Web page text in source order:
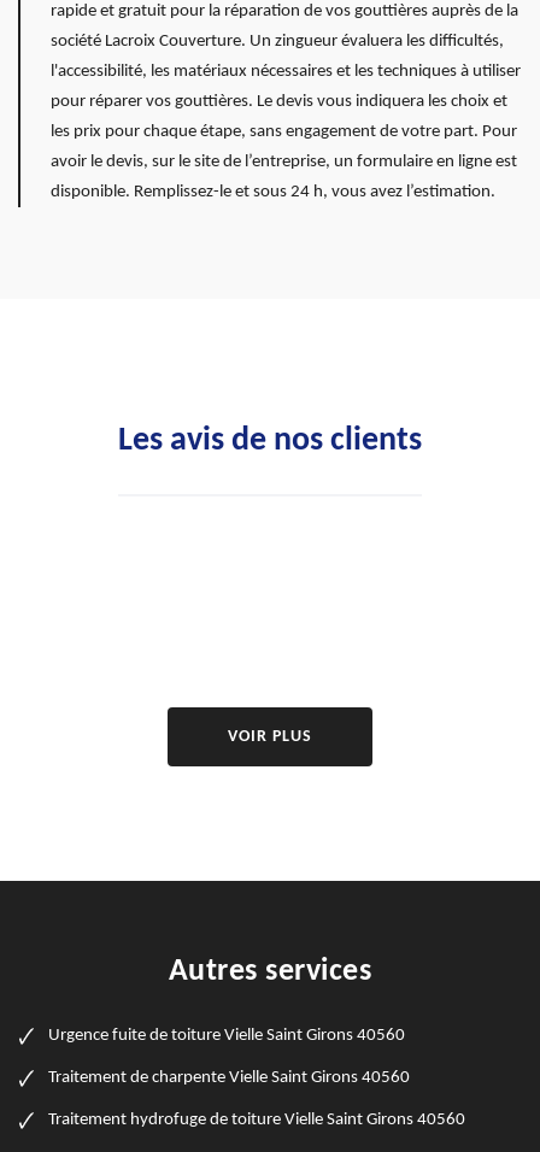
rapide et gratuit pour la réparation de vos gouttières auprès de la
société Lacroix Couverture. Un zingueur évaluera les difficultés,
l'accessibilité, les matériaux nécessaires et les techniques à utiliser
pour réparer vos gouttières. Le devis vous indiquera les choix et
les prix pour chaque étape, sans engagement de votre part. Pour
avoir le devis, sur le site de l’entreprise, un formulaire en ligne est
disponible. Remplissez-le et sous 24 h, vous avez l’estimation.
Les avis de nos clients
VOIR PLUS
Autres services
Urgence fuite de toiture Vielle Saint Girons 40560
Traitement de charpente Vielle Saint Girons 40560
Traitement hydrofuge de toiture Vielle Saint Girons 40560